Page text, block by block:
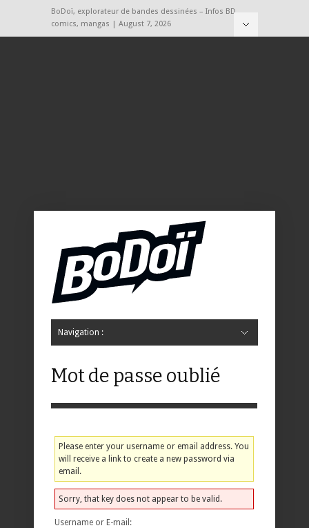
BoDoï, explorateur de bandes dessinées – Infos BD,
comics, mangas | August 7, 2026
Navigation :
Mot de passe oublié
Please enter your username or email address. You
will receive a link to create a new password via
email.
Sorry, that key does not appear to be valid.
Username or E-mail: